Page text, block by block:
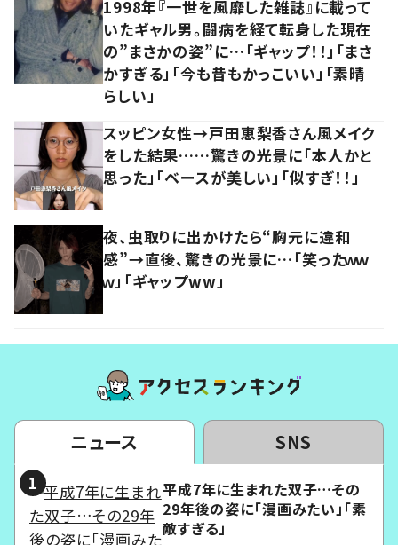
1998年『一世を風靡した雑誌』に載って
いたギャル男。闘病を経て転身した現在
の”まさかの姿”に…「ギャップ！！」「まさ
かすぎる」「今も昔もかっこいい」「素晴
らしい」
スッピン女性→戸田恵梨香さん風メイク
をした結果……驚きの光景に「本人かと
思った」「ベースが美しい」「似すぎ！！」
夜、虫取りに出かけたら“胸元に違和
感”→直後、驚きの光景に…「笑ったｗｗ
ｗ」「ギャップww」
ニュース SNS
平成7年に生まれた双子…その
29年後の姿に「漫画みたい」「素
敵すぎる」